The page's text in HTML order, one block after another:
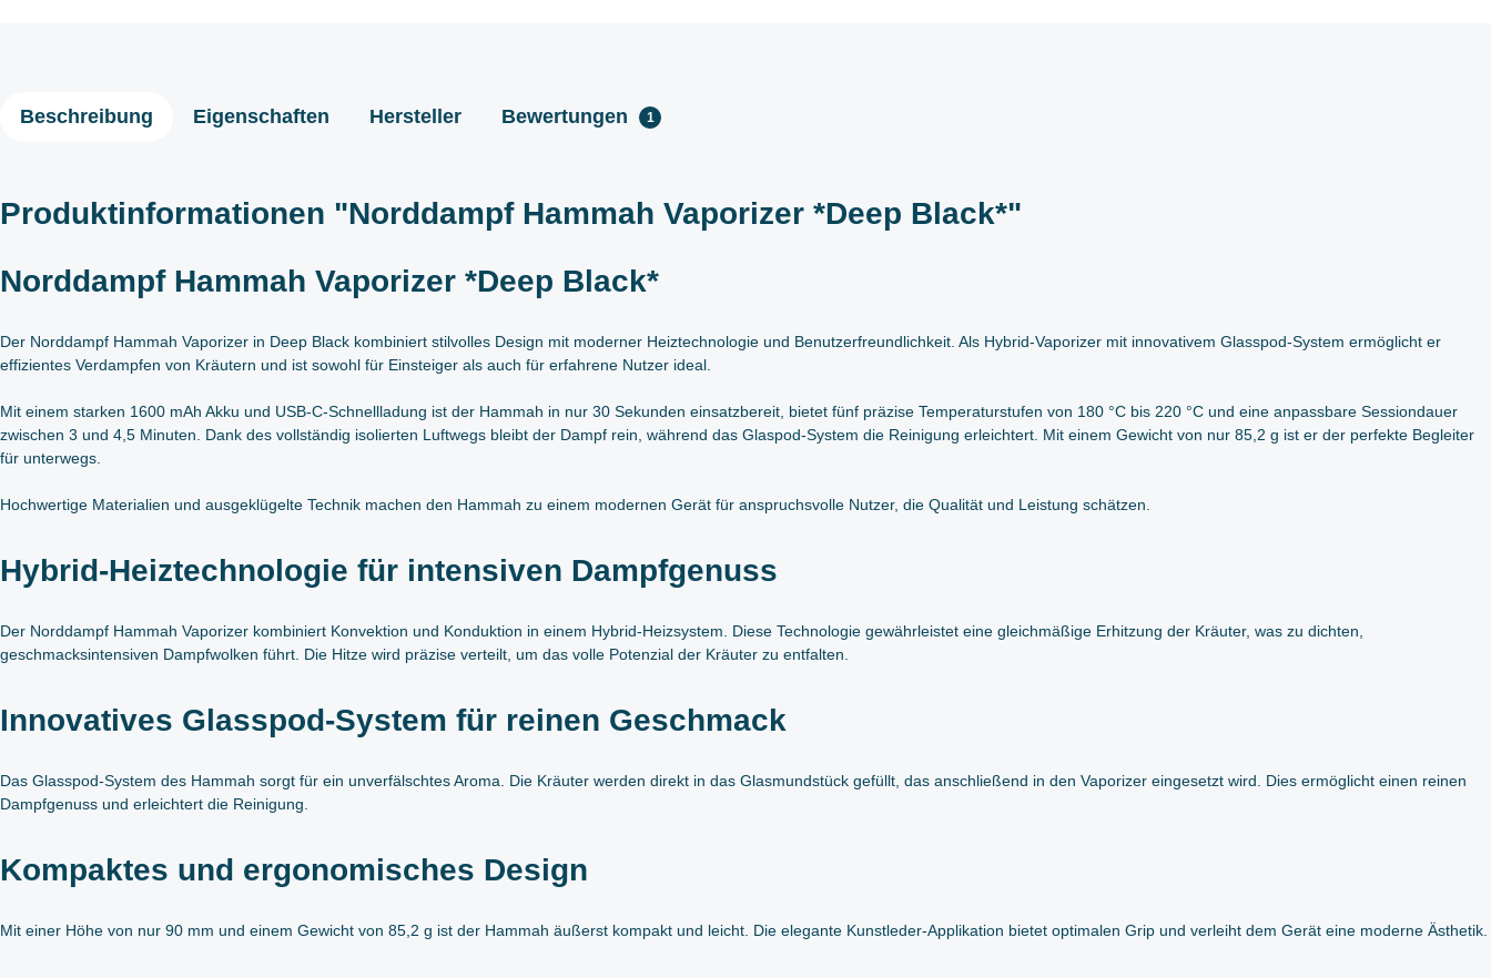
Beschreibung Eigenschaften Hersteller Bewertungen 1
Produktinformationen "Norddampf Hammah Vaporizer *Deep Black*"
Norddampf Hammah Vaporizer *Deep Black*
Der Norddampf Hammah Vaporizer in Deep Black kombiniert stilvolles Design mit moderner Heiztechnologie und Benutzerfreundlichkeit. Als Hybrid-Vaporizer mit innovativem Glasspod-System ermöglicht er
effizientes Verdampfen von Kräutern und ist sowohl für Einsteiger als auch für erfahrene Nutzer ideal.
Mit einem starken 1600 mAh Akku und USB-C-Schnellladung ist der Hammah in nur 30 Sekunden einsatzbereit, bietet fünf präzise Temperaturstufen von 180 °C bis 220 °C und eine anpassbare Sessiondauer
zwischen 3 und 4,5 Minuten. Dank des vollständig isolierten Luftwegs bleibt der Dampf rein, während das Glaspod-System die Reinigung erleichtert. Mit einem Gewicht von nur 85,2 g ist er der perfekte Begleiter
für unterwegs.
Hochwertige Materialien und ausgeklügelte Technik machen den Hammah zu einem modernen Gerät für anspruchsvolle Nutzer, die Qualität und Leistung schätzen.
Hybrid-Heiztechnologie für intensiven Dampfgenuss
Der Norddampf Hammah Vaporizer kombiniert Konvektion und Konduktion in einem Hybrid-Heizsystem. Diese Technologie gewährleistet eine gleichmäßige Erhitzung der Kräuter, was zu dichten,
geschmacksintensiven Dampfwolken führt. Die Hitze wird präzise verteilt, um das volle Potenzial der Kräuter zu entfalten.
Innovatives Glasspod-System für reinen Geschmack
Das Glasspod-System des Hammah sorgt für ein unverfälschtes Aroma. Die Kräuter werden direkt in das Glasmundstück gefüllt, das anschließend in den Vaporizer eingesetzt wird. Dies ermöglicht einen reinen
Dampfgenuss und erleichtert die Reinigung.
Kompaktes und ergonomisches Design
Mit einer Höhe von nur 90 mm und einem Gewicht von 85,2 g ist der Hammah äußerst kompakt und leicht. Die elegante Kunstleder-Applikation bietet optimalen Grip und verleiht dem Gerät eine moderne Ästhetik.